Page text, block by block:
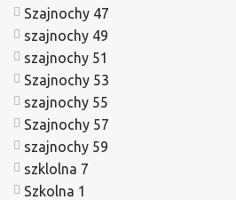
Szajnochy 47
szajnochy 49
szajnochy 51
Szajnochy 53
szajnochy 55
Szajnochy 57
szajnochy 59
szklolna 7
Szkolna 1